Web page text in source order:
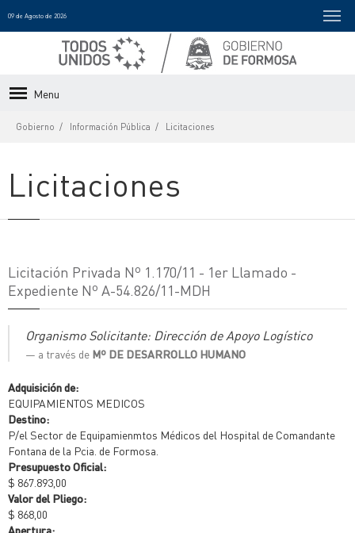
09 de Agosto de 2026
Menu
Gobierno Información Pública Licitaciones
Licitaciones
Licitación Privada Nº 1.170/11 - 1er Llamado -
Expediente Nº A-54.826/11-MDH
Organismo Solicitante: Dirección de Apoyo Logístico
a través de Mº DE DESARROLLO HUMANO
Adquisición de:
EQUIPAMIENTOS MEDICOS
Destino:
P/el Sector de Equipamienmtos Médicos del Hospital de Comandante
Fontana de la Pcia. de Formosa.
Presupuesto Oficial:
$ 867.893,00
Valor del Pliego:
$ 868,00
Apertura: